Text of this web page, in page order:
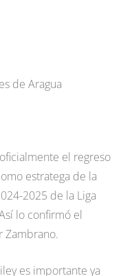
de Aragua
el regreso
estratega de la
2025 de la Liga
lo confirmó el
Zambrano.
es importante ya